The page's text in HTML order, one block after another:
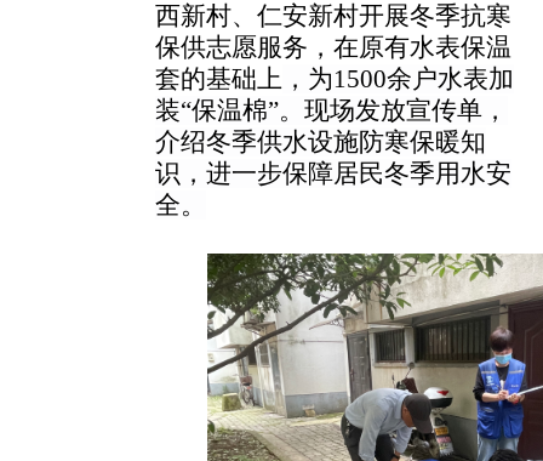
西新村、仁安新村开展冬季抗寒
保供志愿服务，在原有水表保温
套的基础上 ，为1500余户水表加
装“保温棉”。现场发放宣传单，
介绍冬季供水设施防寒保暖知
识，进一步保障居民冬季用水安
全。